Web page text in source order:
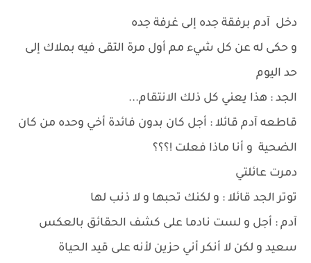
دخل آدم برفقة جده إلى غرفة جده
و حكى له عن كل شيء مم أول مرة التقى فيه بملاك إلى
حد اليوم
الجد : هذا يعني كل ذلك الانتقام...
قاطعه آدم قائلا : أجل كان بدون فائدة أخي وحده من كان
الضحية و أنا ماذا فعلت !؟؟؟
دمرت عائلتي
توتر الجد قائلا : و لكنك تحبها و لا ذنب لها
آدم : أجل و لست نادما على كشف الحقائق بالعكس
سعيد و لكن لا أنكر أني حزين لأنه على قيد الحياة